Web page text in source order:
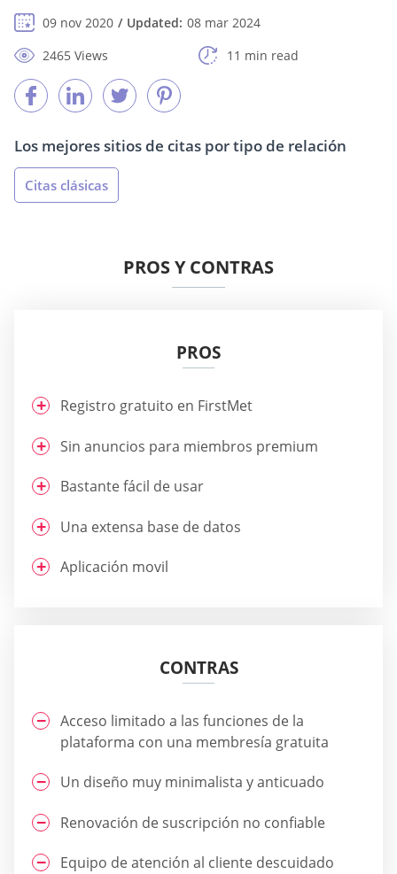
09 nov 2020
Updated: 08 mar 2024
2465 Views
11 min read
Los mejores sitios de citas por tipo de relación
Citas clásicas
PROS Y CONTRAS
PROS
Registro gratuito en FirstMet
Sin anuncios para miembros premium
Bastante fácil de usar
Una extensa base de datos
Aplicación movil
CONTRAS
Acceso limitado a las funciones de la
plataforma con una membresía gratuita
Un diseño muy minimalista y anticuado
Renovación de suscripción no confiable
Equipo de atención al cliente descuidado